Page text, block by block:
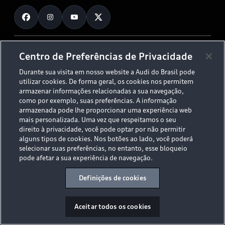
Planejamento de recarga
O Legado do S
Audi Driving Experience
ESG
Tecnologias Audi
Audi Collection
Fale Conosco
Trabalhe Conosco
© 2026 AUDI AG. All Rights Reserved.
Políticas de Privacidade
Código de Conduta
Aviso Legal
Proteção de Dados - LGPD
Sala de Imprensa
Desacelere. Seu bem maior é a vida.
Centro de Preferências de Privacidade
Durante sua visita em nosso website a Audi do Brasil pode
utilizar cookies. De forma geral, os cookies nos permitem
armazenar informações relacionadas a sua navegação,
como por exemplo, suas preferências. A informação
armazenada pode lhe proporcionar uma experiência web
mais personalizada. Uma vez que respeitamos o seu
direito à privacidade, você pode optar por não permitir
alguns tipos de cookies. Nos botões ao lado, você poderá
selecionar suas preferências, no entanto, esse bloqueio
pode afetar a sua experiência de navegação.
Definições de cookies
Aceitar todos os cookies